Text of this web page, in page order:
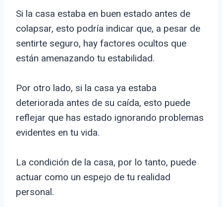
Si la casa estaba en buen estado antes de
colapsar, esto podría indicar que, a pesar de
sentirte seguro, hay factores ocultos que
están amenazando tu estabilidad.
Por otro lado, si la casa ya estaba
deteriorada antes de su caída, esto puede
reflejar que has estado ignorando problemas
evidentes en tu vida.
La condición de la casa, por lo tanto, puede
actuar como un espejo de tu realidad
personal.